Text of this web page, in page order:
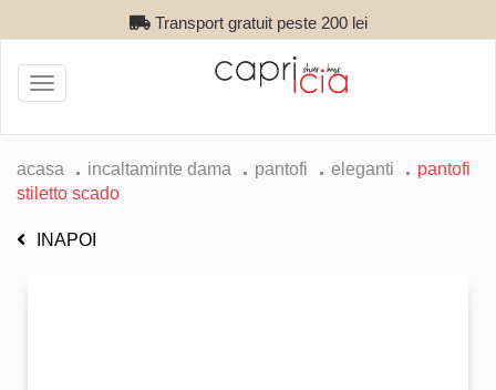
Transport gratuit peste 200 lei
Toggle
navigation
acasa incaltaminte dama pantofi eleganti
pantofi
stiletto scado
INAPOI